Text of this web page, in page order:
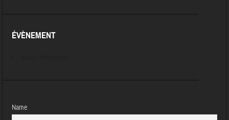
ÉVÈNEMENT
Name